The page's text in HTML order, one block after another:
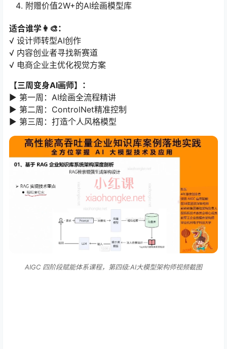
附赠价值2W+的AI绘画模型库
适合谁学👩🎨：
√ 设计师转型AI创作
√ 内容创业者寻找新赛道
√ 电商企业主优化视觉方案
【三周变身AI画师】：
▶️ 第一周：AI绘画全流程精讲
▶️ 第二周：ControlNet精准控制
▶️ 第三周：打造个人风格模型
AIGC 四阶段赋能体系课程，第四级:AI大模型架构师视频截图